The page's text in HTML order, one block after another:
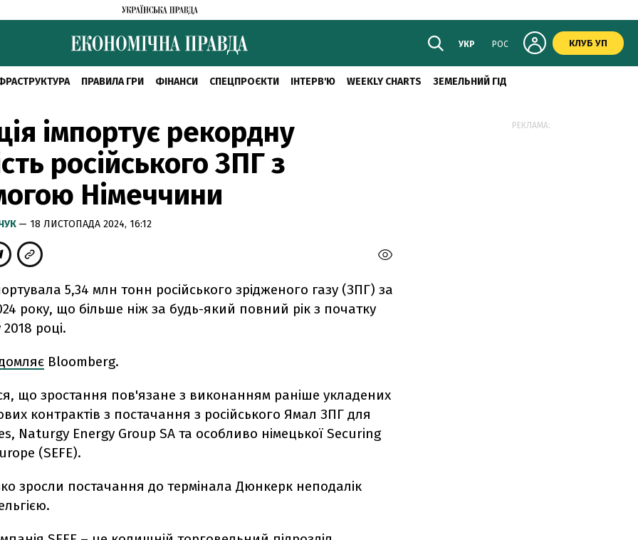
УКР РОС КЛУБ УП
ПРАВИЛА ГРИ ФІНАНСИ СПЕЦПРОЄКТИ ІНТЕРВ'Ю WEEKLY CHARTS ЗЕМЕЛЬНИЙ ГІД
імпортує рекордну
російського ЗПГ з
Німеччини
— 18 ЛИСТОПАДА 2024, 16:12
5,34 млн тонн російського зрідженого газу (ЗПГ) за
року, що більше ніж за будь-який повний рік з початку
році.
Bloomberg.
що зростання пов'язане з виконанням раніше укладених
контрактів з постачання з російського Ямал ЗПГ для
Naturgy Energy Group SA та особливо німецької Securing
(SEFE).
зросли постачання до термінала Дюнкерк неподалік
РЕКЛАМА: